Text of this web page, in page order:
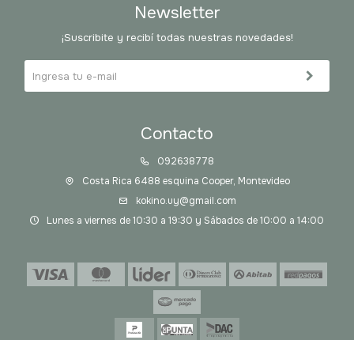
Contacto
092638778
Costa Rica 6488 esquina Cooper, Montevideo
kokino.uy@gmail.com
Lunes a viernes de 10:30 a 19:30 y Sábados de 10:00 a 14:00
Newsletter
¡Suscribite y recibí todas nuestras novedades!